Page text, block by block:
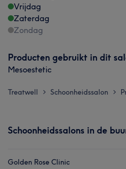
Vrijdag
Zaterdag
Zondag
Producten gebruikt in dit
Mesoestetic
Treatwell > Schoonheidssalon >
Schoonheidssalons in de
Golden Rose Clinic